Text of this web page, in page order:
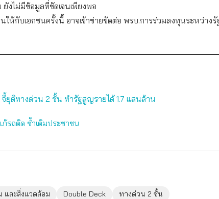
ยังไม่มีข้อมูลที่ชัดเจนเพียงพอ
ห้กับเอกชนครั้งนี้ อาจเข้าข่ายขัดต่อ พรบ.การร่วมลงทุนระหว่างรั
ยุติทางด่วน 2 ชั้น ทำรัฐสูญรายได้ 1.7 แสนล้าน
รถติด ซ้ำเติมประชาชน
และสิ่งแวดล้อม Double Deck ทางด่วน 2 ชั้น